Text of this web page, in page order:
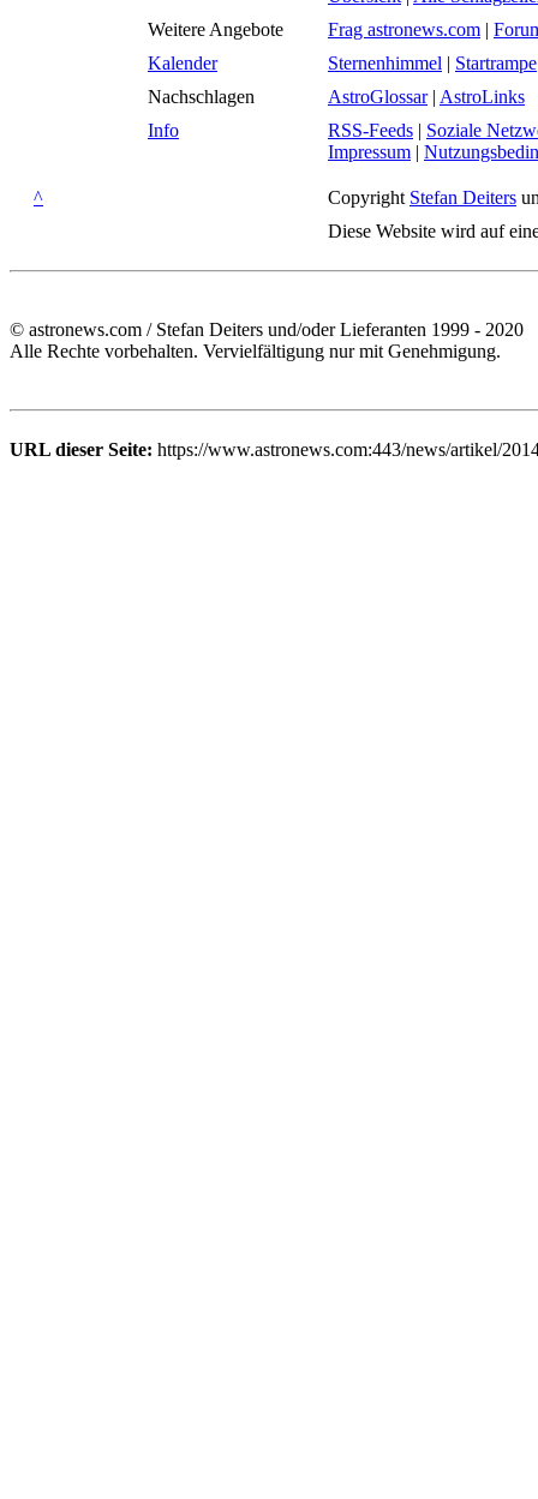
Weitere Angebote
Frag astronews.com |
Kalender
Sternenhimmel | Startrampe
Nachschlagen
AstroGlossar| AstroLinks
Info
RSS-Feeds | Soziale
Impressum |
^ Copyright Stefan Deiters
Diese Website wird auf
© astronews.com / Stefan Deiters und/oder Lieferanten 1999 - 2020
Alle Rechte vorbehalten. Vervielfältigung nur mit Genehmigung.
URL dieser Seite: https://www.astronews.com:443/news/artikel/